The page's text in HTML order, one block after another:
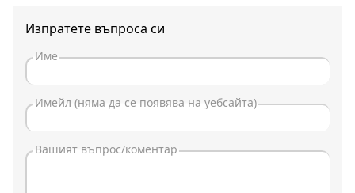
Изпратете въпроса си